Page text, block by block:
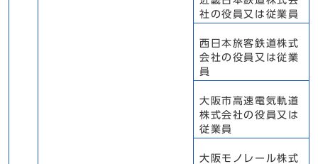
社の役員又は従業員
西日本旅客鉄道株式
会社の役員又は従業
員
大阪市高速電気軌道
株式会社の役員又は
従業員
大阪モノレール株式